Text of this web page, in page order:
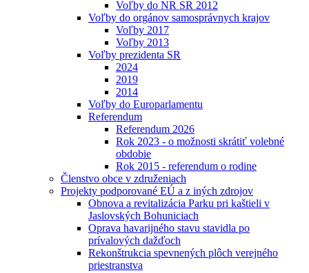
Voľby do NR SR 2012
Voľby do orgánov samosprávnych krajov
Voľby 2017
Voľby 2013
Voľby prezidenta SR
2024
2019
2014
Voľby do Europarlamentu
Referendum
Referendum 2026
Rok 2023 - o možnosti skrátiť volebné
obdobie
Rok 2015 - referendum o rodine
Členstvo obce v združeniach
Projekty podporované EÚ a z iných zdrojov
Obnova a revitalizácia Parku pri kaštieli v
Jaslovských Bohuniciach
Oprava havarijného stavu stavidla po
prívalových dažďoch
Rekonštrukcia spevnených plôch verejného
priestranstva